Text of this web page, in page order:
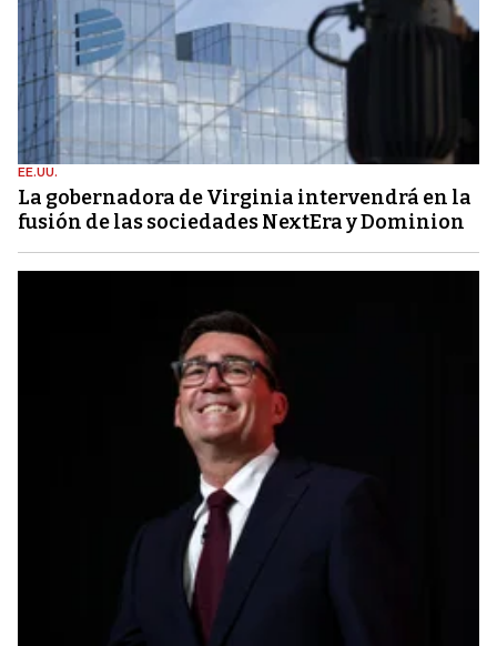
EE.UU.
La gobernadora de Virginia intervendrá en la
fusión de las sociedades NextEra y Dominion